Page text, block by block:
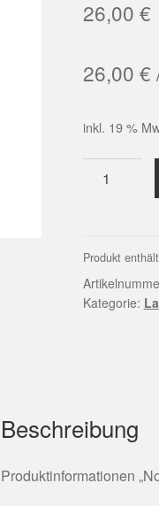
26,00 €
26,00 €
inkl. 19 %
4fädig
Kiefernwald
Menge
Produkt
Kategorie:
Beschreibung
Produktinformationen